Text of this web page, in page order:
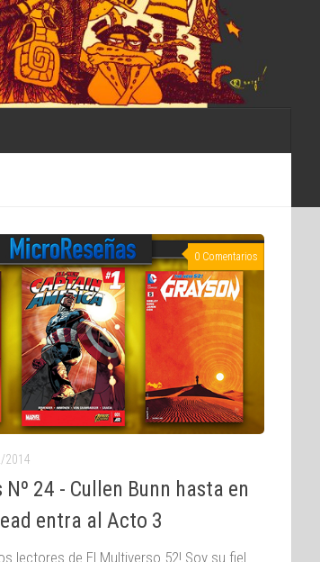
0 Comentarios
2014
24 - Cullen Bunn hasta en
entra al Acto 3
lectores de El Multiverso 52! Soy su fiel